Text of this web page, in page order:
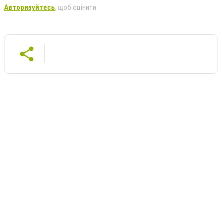
Авторизуйтесь, щоб оцінити